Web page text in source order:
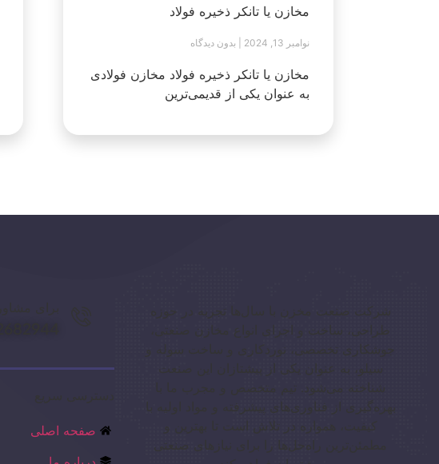
مخازن یا تانکر ذخیره فولاد
نوامبر 13, 2024 بدون دیدگاه
مخازن یا تانکر ذخیره فولاد مخازن فولادی
به عنوان یکی از قدیمی‌ترین
شرکت صنعت مخزن با سال‌ها تجربه در حوزه
طراحی، ساخت و اجرای انواع مخازن صنعتی،
جوشکاری تخصصی، نوردکاری و ساخت سوله و
سیلو، به عنوان یکی از پیشتازان این صنعت
شناخته می‌شود. تیم متخصص و مجرب ما با
بهره‌گیری از فناوری‌های پیشرفته و مواد اولیه با
کیفیت، همواره در تلاش است تا بهترین و
مطمئن‌ترین راه‌حل‌ها را برای نیازهای صنعتی
صفحه اصلی